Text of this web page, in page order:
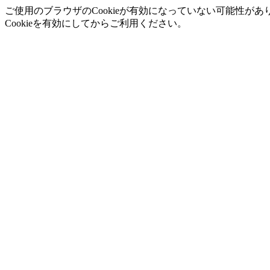
ご使用のブラウザのCookieが有効になっていない可能性があ
Cookieを有効にしてからご利用ください。